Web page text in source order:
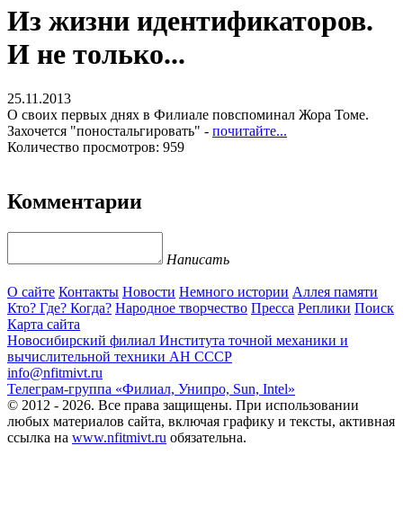
Из жизни идентификаторов.
И не только...
25.11.2013
О своих первых днях в Филиале повспоминал Жора Томе.
Захочется "поностальгировать" - почитайте...
Количество просмотров: 959
Комментарии
Написать
О сайте Контакты Новости Немного истории Аллея памяти
Кто? Где? Когда? Народное творчество Пресса Реплики Поиск
Карта сайта
Новосибирский филиал Института точной механики и
вычислительной техники АН СССР
info@nfitmivt.ru
Телеграм-группа «Филиал, Унипро, Sun, Intel»
© 2012 - 2026. Все права защищены. При использовании
любых материалов сайта, включая графику и тексты, активная
ссылка на www.nfitmivt.ru обязательна.